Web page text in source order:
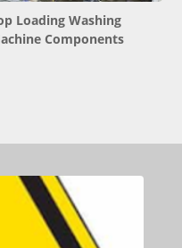
Loading Washing
Components